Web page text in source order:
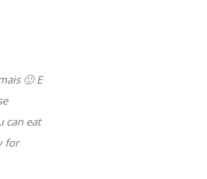
🙂 E
can eat
for